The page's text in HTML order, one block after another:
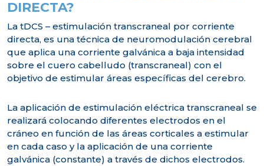
DIRECTA?
La tDCS – estimulación transcraneal por corriente
directa, es una técnica de neuromodulación cerebral
que aplica una corriente galvánica a baja intensidad
sobre el cuero cabelludo (transcraneal) con el
objetivo de estimular áreas específicas del cerebro.
La aplicación de estimulación eléctrica transcraneal se
realizará colocando diferentes electrodos en el
cráneo en función de las áreas corticales a estimular
en cada caso y la aplicación de una corriente
galvánica (constante) a través de dichos electrodos.